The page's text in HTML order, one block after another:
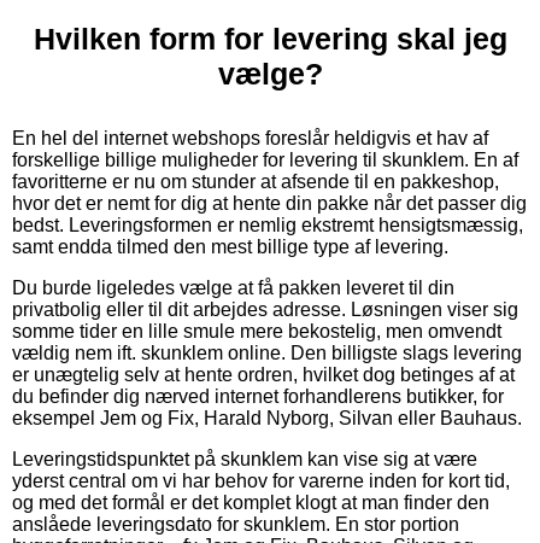
Hvilken form for levering skal jeg
vælge?
En hel del internet webshops foreslår heldigvis et hav af
forskellige billige muligheder for levering til skunklem. En af
favoritterne er nu om stunder at afsende til en pakkeshop,
hvor det er nemt for dig at hente din pakke når det passer dig
bedst. Leveringsformen er nemlig ekstremt hensigtsmæssig,
samt endda tilmed den mest billige type af levering.
Du burde ligeledes vælge at få pakken leveret til din
privatbolig eller til dit arbejdes adresse. Løsningen viser sig
somme tider en lille smule mere bekostelig, men omvendt
vældig nem ift. skunklem online. Den billigste slags levering
er unægtelig selv at hente ordren, hvilket dog betinges af at
du befinder dig nærved internet forhandlerens butikker, for
eksempel Jem og Fix, Harald Nyborg, Silvan eller Bauhaus.
Leveringstidspunktet på skunklem kan vise sig at være
yderst central om vi har behov for varerne inden for kort tid,
og med det formål er det komplet klogt at man finder den
anslåede leveringsdato for skunklem. En stor portion